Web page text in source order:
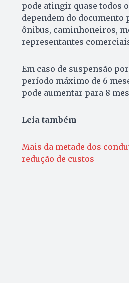
pode atingir quase todos
dependem do documento
ônibus, caminhoneiros,
representantes
Em caso de suspensão
período máximo de 6
pode aumentar para 8
Leia também
Mais da metade dos
redução de custos